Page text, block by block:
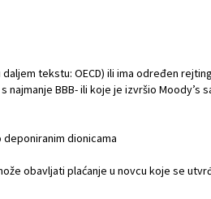
tekstu: OECD) ili ima određen
BBB- ili koje je izvršio Moody’s
dionicama
obavljati plaćanje u novcu koje se